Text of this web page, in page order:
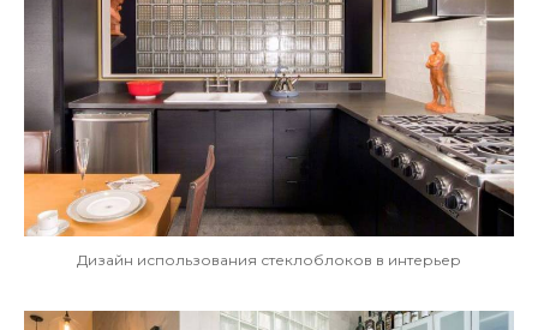
Дизайн использования стеклоблоков в интерьер